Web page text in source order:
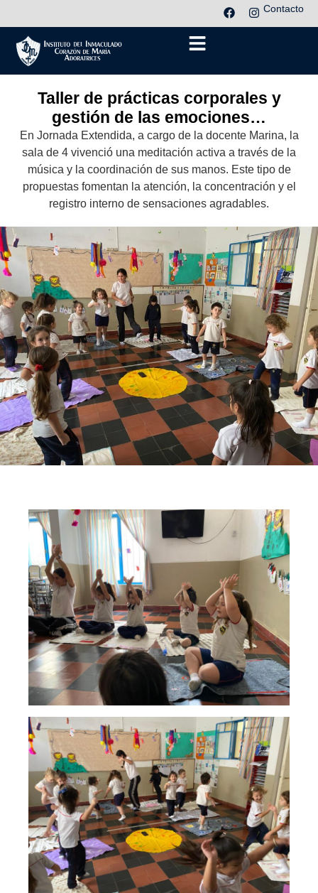
Contacto
Taller de prácticas corporales y
gestión de las emociones…
En Jornada Extendida, a cargo de la docente Marina, la
sala de 4 vivenció una meditación activa a través de la
música y la coordinación de sus manos. Este tipo de
propuestas fomentan la atención, la concentración y el
registro interno de sensaciones agradables.